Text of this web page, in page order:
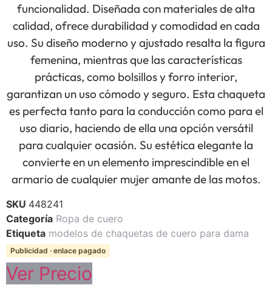
funcionalidad. Diseñada con materiales de alta
calidad, ofrece durabilidad y comodidad en cada
uso. Su diseño moderno y ajustado resalta la figura
femenina, mientras que las características
prácticas, como bolsillos y forro interior,
garantizan un uso cómodo y seguro. Esta chaqueta
es perfecta tanto para la conducción como para el
uso diario, haciendo de ella una opción versátil
para cualquier ocasión. Su estética elegante la
convierte en un elemento imprescindible en el
armario de cualquier mujer amante de las motos.
SKU 448241
Categoría Ropa de cuero
Etiqueta modelos de chaquetas de cuero para dama
Publicidad · enlace pagado
Ver Precio